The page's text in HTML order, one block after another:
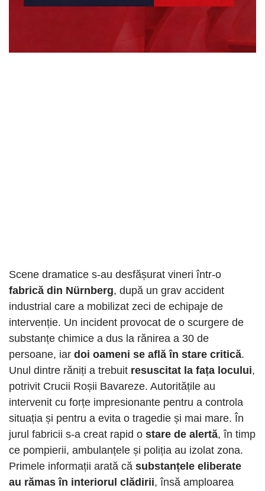
Scene dramatice s-au desfășurat vineri într-o
fabrică din Nürnberg, după un grav accident
industrial care a mobilizat zeci de echipaje de
intervenție. Un incident provocat de o scurgere de
substanțe chimice a dus la rănirea a 30 de
persoane, iar doi oameni se află în stare critică.
Unul dintre răniți a trebuit resuscitat la fața locului,
potrivit Crucii Roșii Bavareze. Autoritățile au
intervenit cu forțe impresionante pentru a controla
situația și pentru a evita o tragedie și mai mare. În
jurul fabricii s-a creat rapid o stare de alertă, în timp
ce pompierii, ambulanțele și poliția au izolat zona.
Primele informații arată că substanțele eliberate
au rămas în interiorul clădirii, însă amploarea